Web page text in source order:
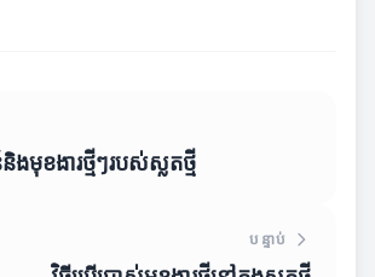
ងមុខងារថ្មីៗរបស់ស្លតថ្មី
បន្ទាប់